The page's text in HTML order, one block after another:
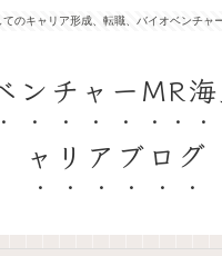
てのキャリア形成、転職、バイオベンチャ
ンチャーMR
ャリアブログ